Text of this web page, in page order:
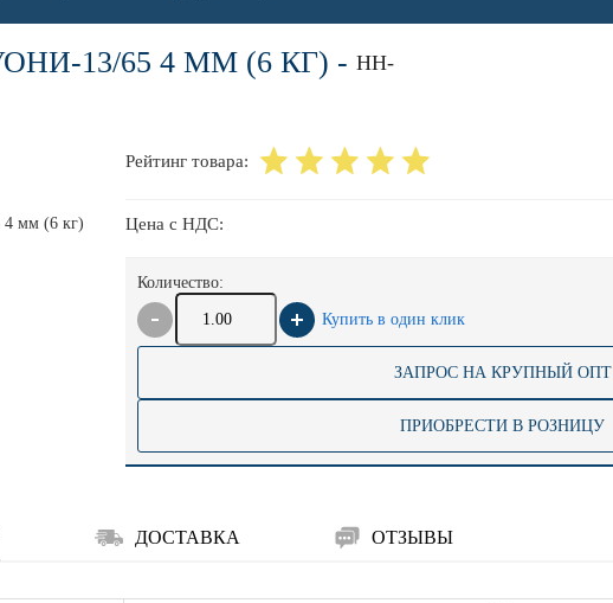
13/65 4 ММ (6 КГ) - НН-
Рейтинг товара:
Цена с НДС:
Количество:
Купить в один клик
ЗАПРОС НА КРУПНЫЙ ОПТ
ПРИОБРЕСТИ В РОЗНИЦУ
ДОСТАВКА ОТЗЫВЫ